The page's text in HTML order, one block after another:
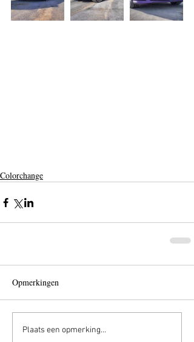
Colorchange
Opmerkingen
Plaats een opmerking...